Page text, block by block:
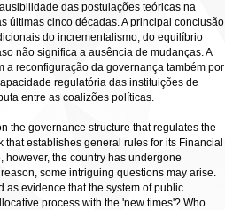
das postulações teóricas na
últimas cinco décadas. A principal conclusão
do incrementalismo, do equilíbrio
não significa a ausência de mudanças. A
a reconfiguração da governança também por
regulatória das instituições de
entre as coalizões políticas.
the governance structure that regulates the
establishes general rules for its Financial
however, the country has undergone
some intriguing questions may arise.
as evidence that the system of public
process with the 'new times'? Who